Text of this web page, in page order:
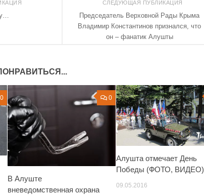
СЛЕДУЮЩАЯ ПУБЛИКАЦИЯ
Председатель Верховной Рады Крыма
Владимир Константинов признался, что
он – фанатик Алушты
0 0
В Алуште
вневедомственная охрана
Алушта отмечает День
Победы (ФОТО, ВИДЕО)
09.05.2016